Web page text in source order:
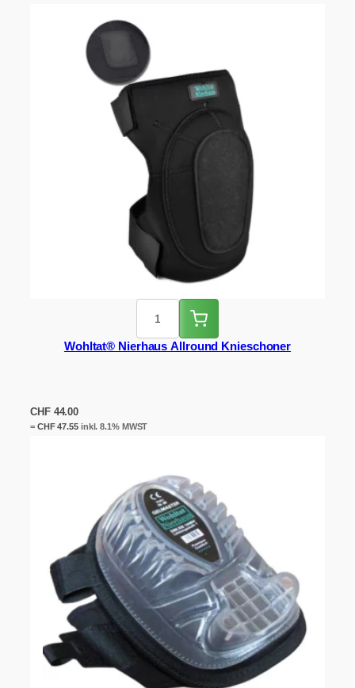
Wohltat® Nierhaus Allround Knieschoner
CHF44.00
= CHF47.55inkl. 8.1% MWST